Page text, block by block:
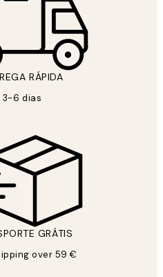
RÁPIDA
3-6 dias
GRÁTIS
over 59 €